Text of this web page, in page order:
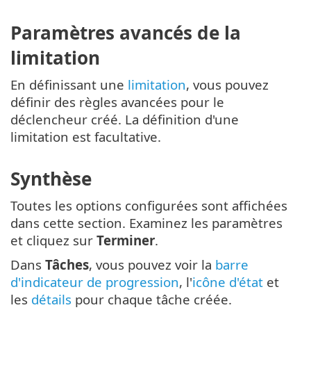
Paramètres avancés de la
limitation
En définissant une limitation, vous pouvez
définir des règles avancées pour le
déclencheur créé. La définition d'une
limitation est facultative.
Synthèse
Toutes les options configurées sont affichées
dans cette section. Examinez les paramètres
et cliquez sur Terminer.
Dans Tâches, vous pouvez voir la barre
d'indicateur de progression, l'icône d'état et
les détails pour chaque tâche créée.